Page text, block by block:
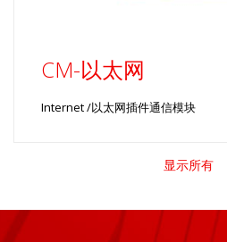
CM-以太网
Internet /以太网插件通信模块
显示所有